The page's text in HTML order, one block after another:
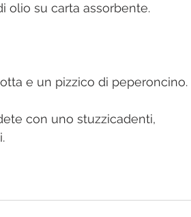
olio su carta assorbente.
e un pizzico di peperoncino.
con uno stuzzicadenti,